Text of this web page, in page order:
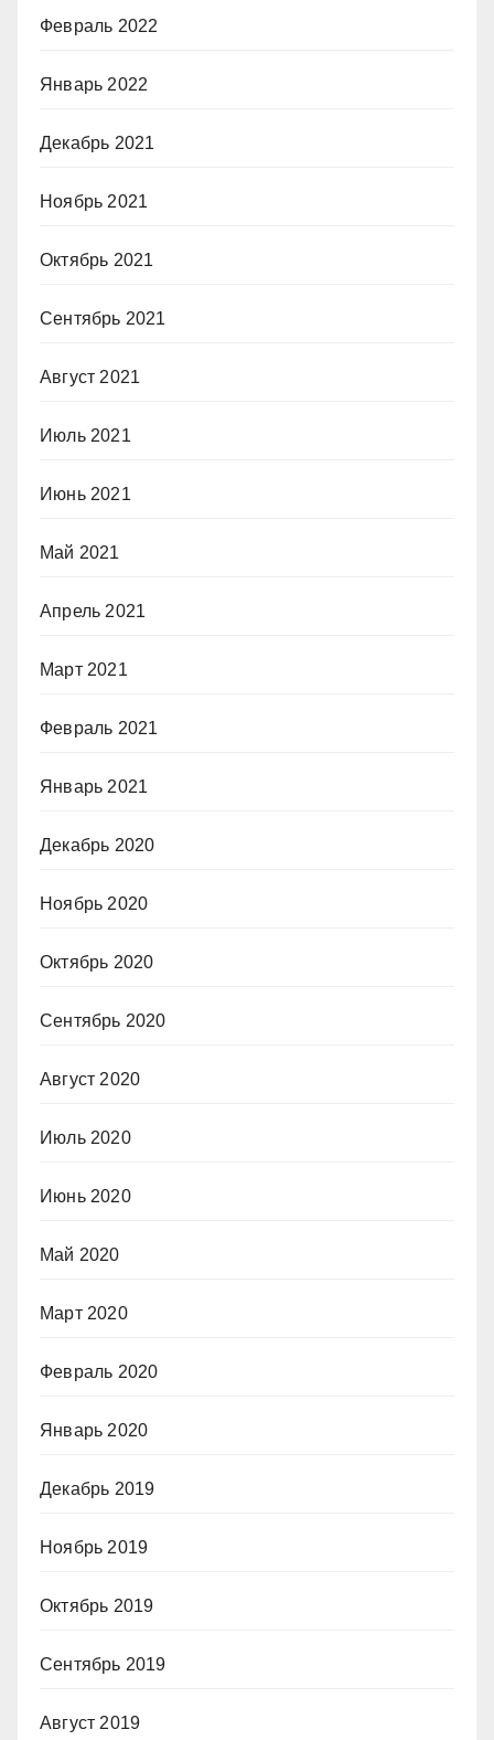
Февраль 2022
Январь 2022
Декабрь 2021
Ноябрь 2021
Октябрь 2021
Сентябрь 2021
Август 2021
Июль 2021
Июнь 2021
Май 2021
Апрель 2021
Март 2021
Февраль 2021
Январь 2021
Декабрь 2020
Ноябрь 2020
Октябрь 2020
Сентябрь 2020
Август 2020
Июль 2020
Июнь 2020
Май 2020
Март 2020
Февраль 2020
Январь 2020
Декабрь 2019
Ноябрь 2019
Октябрь 2019
Сентябрь 2019
Август 2019